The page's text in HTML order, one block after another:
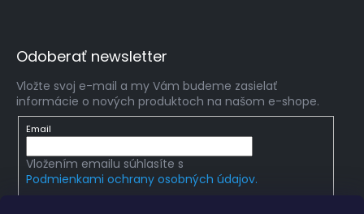
Odoberať newsletter
Vložte svoj e-mail a my Vám budeme zasielať
informácie o nových produktoch na našom e-shope.
Email
Vložením emailu súhlasíte s
Podmienkami ochrany osobných údajov.